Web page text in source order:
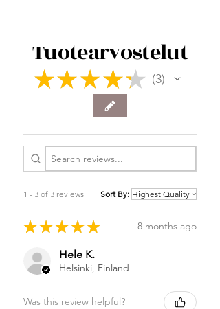
Tuotearvostelut
★ ★ ★ ★ ★ 3
3
1 - 3 of 3 reviews Sort By:
★ ★ ★ ★ ★ 8 months ago
Hele K.
Helsinki, Finland
Was this review helpful?